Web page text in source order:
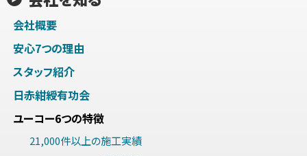
会社概要
安心7つの理由
スタッフ紹介
日赤紺綬有功会
ユーコー6つの特徴
21,000件以上の施工実績